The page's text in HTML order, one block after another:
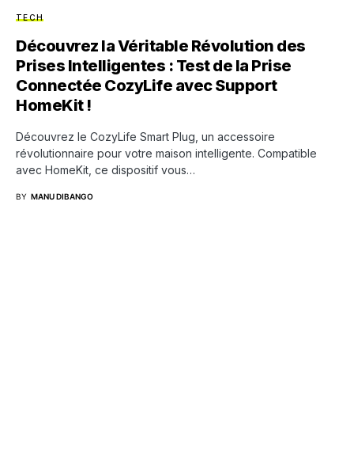
TECH
Découvrez la Véritable Révolution des
Prises Intelligentes : Test de la Prise
Connectée CozyLife avec Support
HomeKit !
Découvrez le CozyLife Smart Plug, un accessoire
révolutionnaire pour votre maison intelligente. Compatible
avec HomeKit, ce dispositif vous…
BY MANU DIBANGO